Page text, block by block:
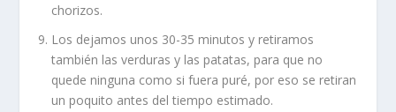
chorizos.
Los dejamos unos 30-35 minutos y retiramos
también las verduras y las patatas, para que no
quede ninguna como si fuera puré, por eso se retiran
un poquito antes del tiempo estimado.